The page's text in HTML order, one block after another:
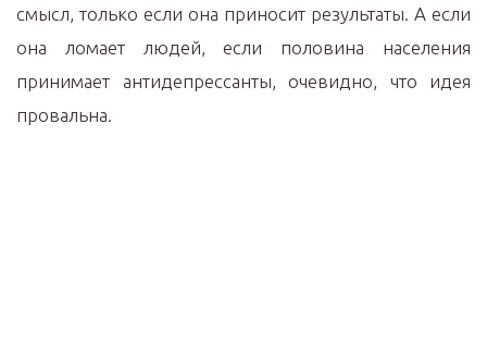
смысл, только если она приносит результаты. А если
она ломает людей, если половина населения
принимает антидепрессанты, очевидно, что идея
провальна.